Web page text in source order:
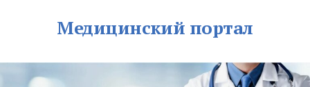
Медицинский портал